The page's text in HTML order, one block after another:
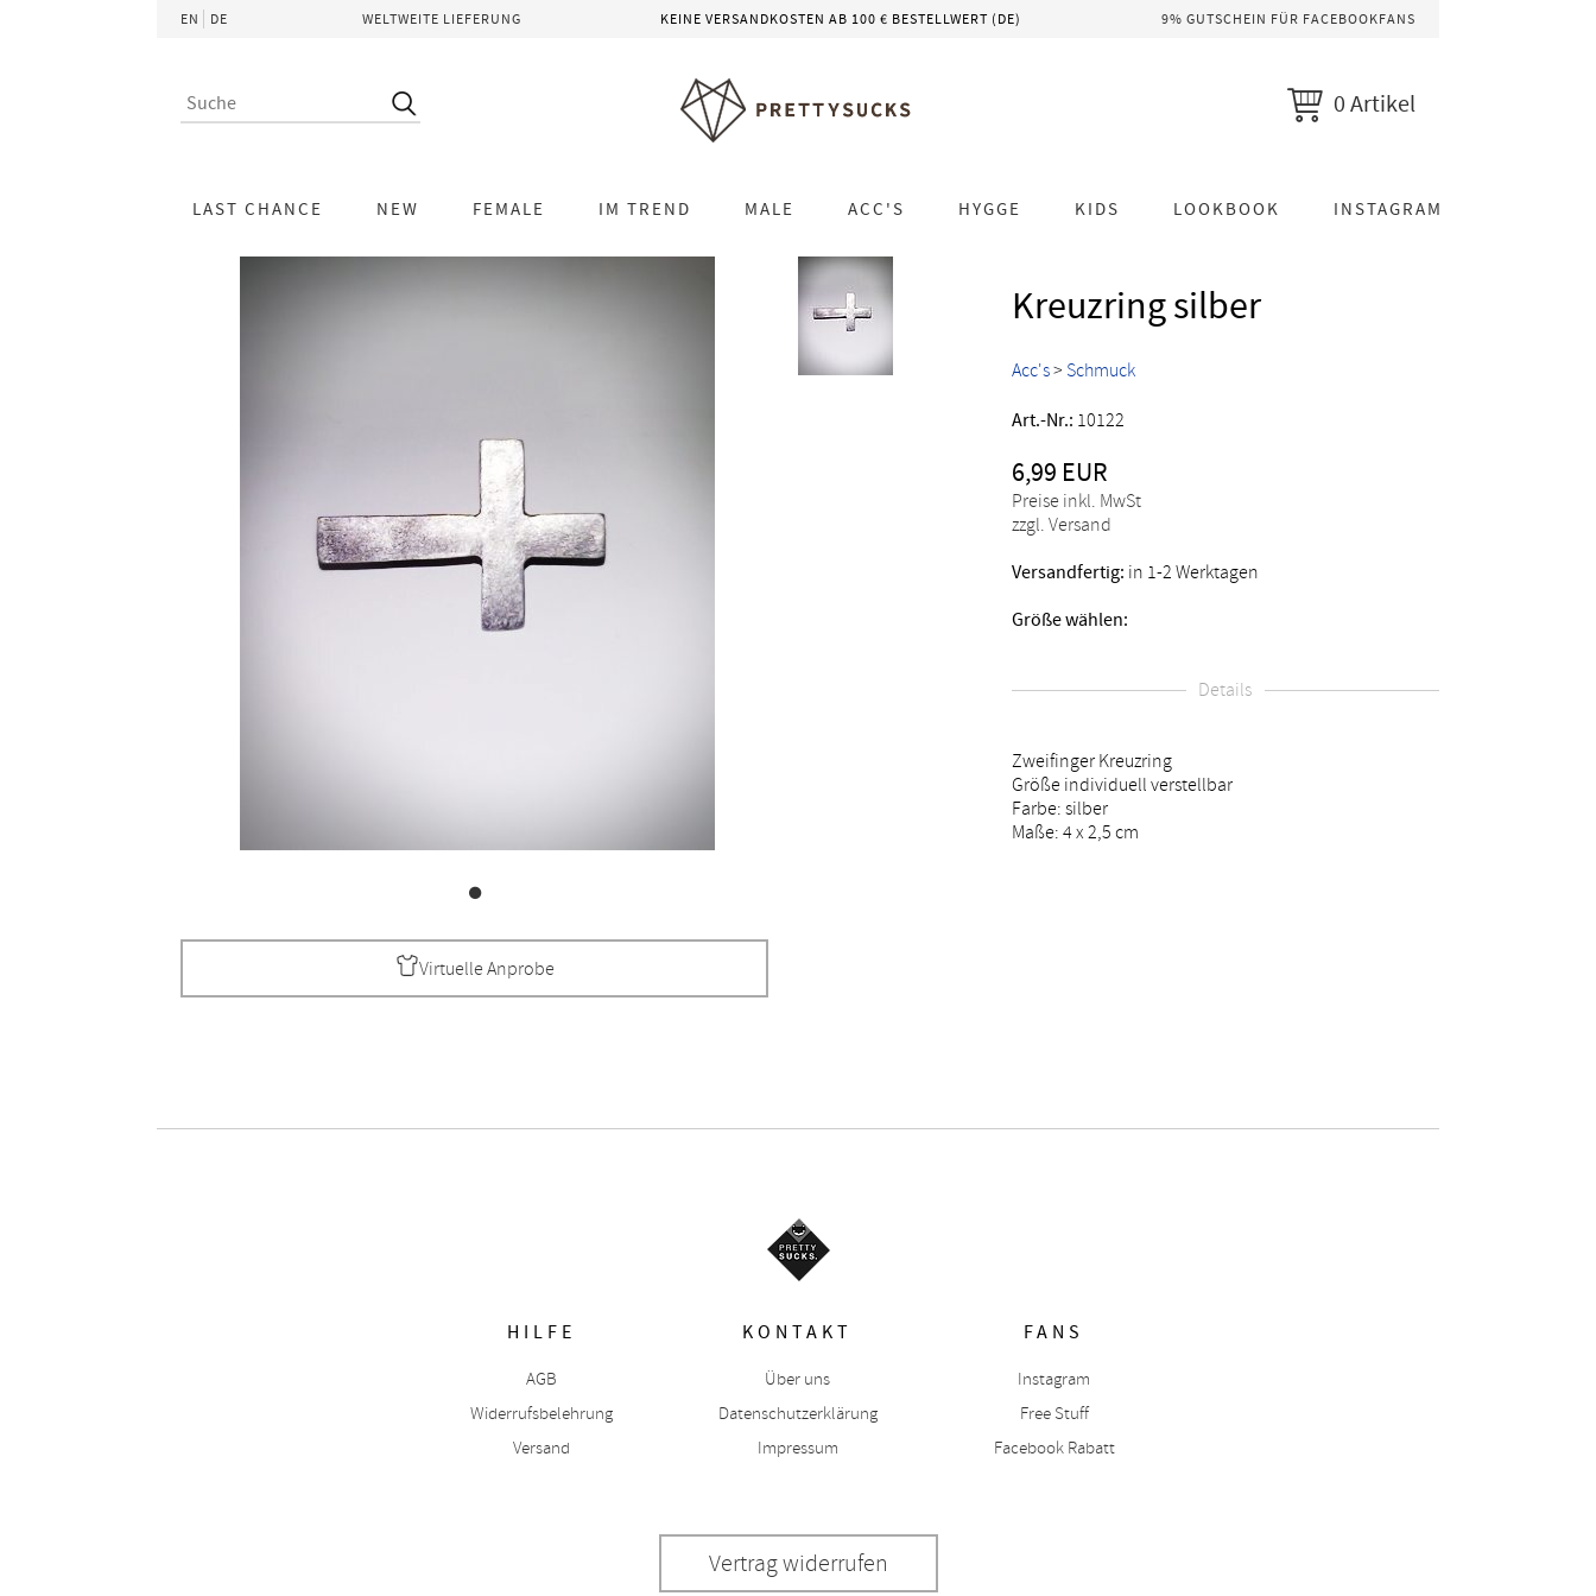
EN DE WELTWEITE LIEFERUNG KEINE VERSANDKOSTEN AB 100 € BESTELLWERT (DE) 9% GUTSCHEIN FÜR FACEBOOKFANS
0 Artikel
LAST CHANCE NEW FEMALE IM TREND MALE ACC'S HYGGE KIDS LOOKBOOK INSTAGRAM
Virtuelle Anprobe
Kreuzring silber
Acc's> Schmuck
Art.-Nr.: 10122
6,99 EUR
Preise inkl. MwSt
zzgl. Versand
Versandfertig: in 1-2 Werktagen
Größe wählen:
Details
Zweifinger Kreuzring
Größe individuell verstellbar
Farbe: silber
Maße: 4 x 2,5 cm
HILFE
AGB
Widerrufsbelehrung
Versand
KONTAKT
Über uns
Datenschutzerklärung
Impressum
FANS
Instagram
Free Stuff
Facebook Rabatt
Vertrag widerrufen